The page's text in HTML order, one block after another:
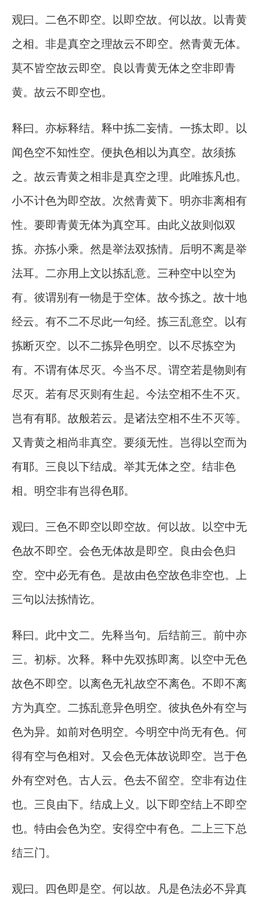
观曰。二色不即空。以即空故。何以故。以青黄
之相。非是真空之理故云不即空。然青黄无体。
莫不皆空故云即空。良以青黄无体之空非即青
黄。故云不即空也。
释曰。亦标释结。释中拣二妄情。一拣太即。以
闻色空不知性空。便执色相以为真空。故须拣
之。故云青黄之相非是真空之理。此唯拣凡也。
小不计色为即空故。次然青黄下。明亦非离相有
性。要即青黄无体为真空耳。由此义故则似双
拣。亦拣小乘。然是举法双拣情。后明不离是举
法耳。二亦用上文以拣乱意。三种空中以空为
有。彼谓别有一物是于空体。故今拣之。故十地
经云。有不二不尽此一句经。拣三乱意空。以有
拣断灭空。以不二拣异色明空。以不尽拣空为
有。不谓有体尽灭。今当不尽。谓空若是物则有
尽灭。若有尽灭则有生起。今法空相不生不灭。
岂有有耶。故般若云。是诸法空相不生不灭等。
又青黄之相尚非真空。要须无性。岂得以空而为
有耶。三良以下结成。举其无体之空。结非色
相。明空非有岂得色耶。
观曰。三色不即空以即空故。何以故。以空中无
色故不即空。会色无体故是即空。良由会色归
空。空中必无有色。是故由色空故色非空也。上
三句以法拣情讫。
释曰。此中文二。先释当句。后结前三。前中亦
三。初标。次释。释中先双拣即离。以空中无色
故色不即空。以离色无礼故空不离色。不即不离
方为真空。二拣乱意异色明空。彼执色外有空与
色为异。如前对色明空。今明空中尚无有色。何
得有空与色相对。又会色无体故说即空。岂于色
外有空对色。古人云。色去不留空。空非有边住
也。三良由下。结成上义。以下即空结上不即空
也。特由会色为空。安得空中有色。二上三下总
结三门。
观曰。四色即是空。何以故。凡是色法必不异真